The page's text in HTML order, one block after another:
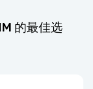
的最佳选